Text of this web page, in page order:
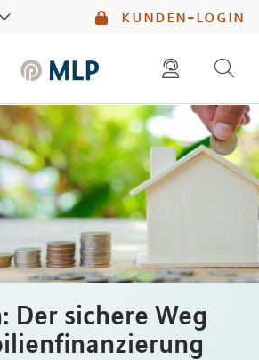
kunden-login
diese website durchsuchen
mlp berater finden
Der sichere Weg